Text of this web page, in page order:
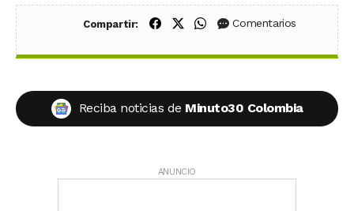
Compartir: Compartir en Facebook
Compartir en X (Twitter)
Compartir en WhatsApp
Comentarios
Reciba noticias de Minuto30 Colombia
ANUNCIO